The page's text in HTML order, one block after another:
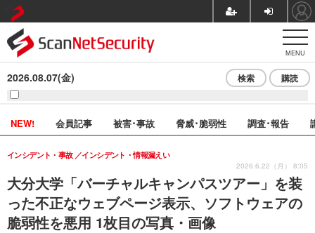
MENU
2026.08.07(金) 検索 購読
NEW! 会員記事 被害･事故 脅威･脆弱性 調査･報告
大分大学「バーチャルキャンパスツアー」を装
った不正なウェブページ表示、ソフトウェアの
脆弱性を悪用 1枚目の写真・画像
インシデント・事故 インシデント・情報漏えい
2026.6.22（月） 8:05